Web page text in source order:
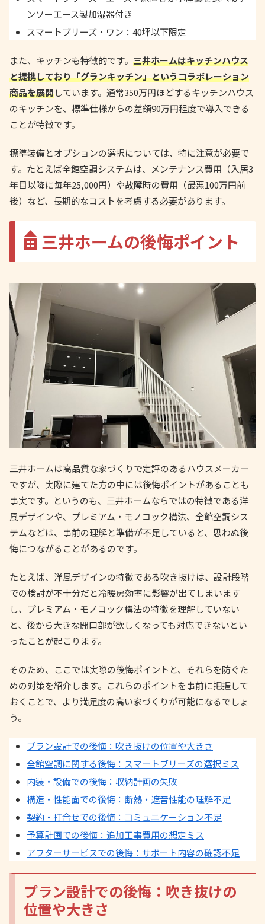
ンソーエース製加湿器付き
スマートブリーズ・ワン：40坪以下限定
また、キッチンも特徴的です。 三井ホームはキッチンハウス
と提携しており「グランキッチン」というコラボレーション
商品を展開しています。通常350万円ほどするキッチンハウス
のキッチンを、標準仕様からの差額90万円程度で導入できる
ことが特徴です。
標準装備とオプションの選択については、特に注意が必要で
す。たとえば全館空調システムは、メンテナンス費用（入居3
年目以降に毎年25,000円）や故障時の費用（最悪100万円前
後）など、長期的なコストを考慮する必要があります。
三井ホームの後悔ポイント
三井ホームは高品質な家づくりで定評のあるハウスメーカー
ですが、実際に建てた方の中には後悔ポイントがあることも
事実です。というのも、三井ホームならではの特徴である洋
風デザインや、プレミアム・モノコック構法、全館空調シス
テムなどは、事前の理解と準備が不足していると、思わぬ後
悔につながることがあるのです。
たとえば、洋風デザインの特徴である吹き抜けは、設計段階
での検討が不十分だと冷暖房効率に影響が出てしまいます
し、プレミアム・モノコック構法の特徴を理解していない
と、後から大きな開口部が欲しくなっても対応できないとい
ったことが起こります。
そのため、ここでは実際の後悔ポイントと、それらを防ぐた
めの対策を紹介します。これらのポイントを事前に把握して
おくことで、より満足度の高い家づくりが可能になるでしょ
う。
プラン設計での後悔：吹き抜けの位置や大きさ
全館空調に関する後悔：スマートブリーズの選択ミス
内装・設備での後悔：収納計画の失敗
構造・性能面での後悔：断熱・遮音性能の理解不足
契約・打合せでの後悔：コミュニケーション不足
予算計画での後悔：追加工事費用の想定ミス
アフターサービスでの後悔：サポート内容の確認不足
プラン設計での後悔：吹き抜けの
位置や大きさ